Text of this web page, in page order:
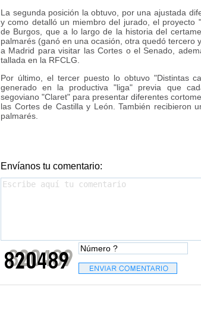
La segunda posición la obtuvo, por una ajustada
y como detalló un miembro del jurado, el proyecto
de Burgos, que a lo largo de la historia del
palmarés (ganó en una ocasión, otra quedó tercero
a Madrid para visitar las Cortes o el Senado,
tallada en la RFCLG.
Por último, el tercer puesto lo obtuvo "Distintas
generado en la productiva "liga" previa que
segoviano "Claret" para presentar diferentes
las Cortes de Castilla y León. También recibieron
palmarés.
Envíanos tu comentario: